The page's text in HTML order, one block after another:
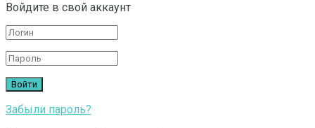
Войдите в свой аккаунт
Забыли пароль?